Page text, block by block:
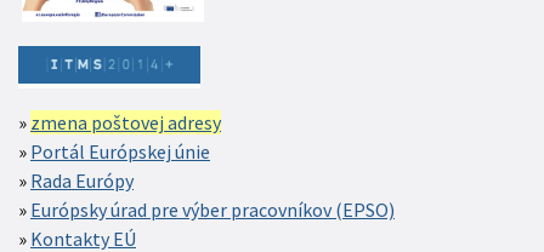
zmena poštovej adresy
Portál Európskej únie
Rada Európy
Európsky úrad pre výber pracovníkov (EPSO)
Kontakty EÚ